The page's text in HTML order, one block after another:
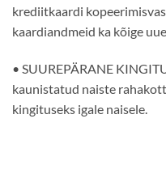
krediitkaardi
kaardiandmeid ka kõige
• SUUREPÄRANE
kaunistatud naiste
kingituseks igale naisele.